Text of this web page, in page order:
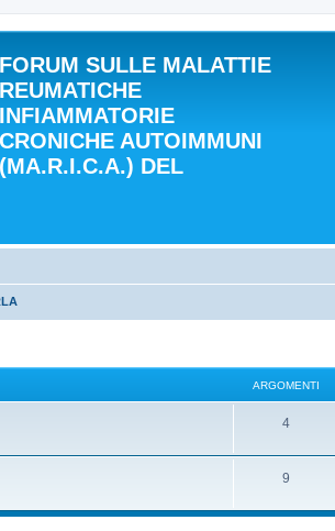
FORUM SULLE MALATTIE
REUMATICHE
INFIAMMATORIE
CRONICHE AUTOIMMUNI
(MA.R.I.C.A.) DEL
ARGOMENTI
4
9